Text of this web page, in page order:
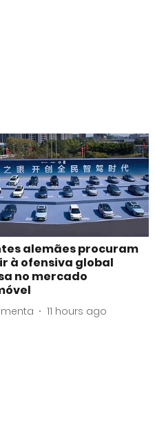
alemães procuram
à ofensiva global
no mercado
11 hours ago